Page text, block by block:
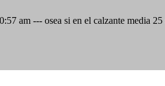
am --- osea si en el calzante media